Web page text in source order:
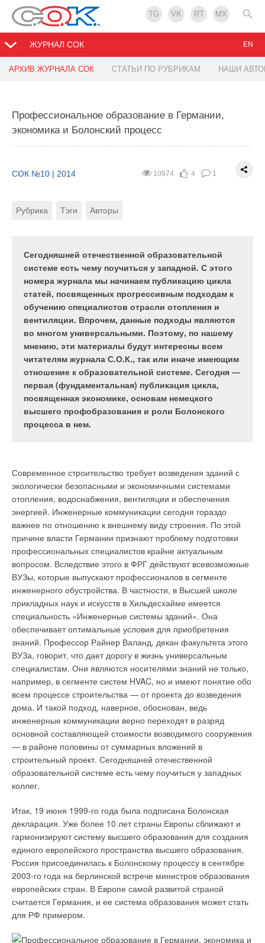
TG VK RT MX
ЖУРНАЛ СОК
АРХИВ ЖУРНАЛА СОК СТАТЬИ ПО РУБРИКАМ НАШИ
EN
Профессиональное образование в Германии,
экономика и Болонский процесс
10974 4 1
СОК №10 | 2014
Рубрика Тэги Авторы
Сегодняшней отечественной образовательной
системе есть чему поучиться у западной. С этого
номера журнала мы начинаем публикацию цикла
статей, посвященных прогрессивным подходам к
обучению специалистов отрасли отопления и
вентиляции. Впрочем, данные подходы являются
во многом универсальными. Поэтому, по нашему
мнению, эти материалы будут интересны всем
читателям журнала С.О.К., так или иначе имеющим
отношение к образовательной системе. Сегодня —
первая (фундаментальная) публикация цикла,
посвященная экономике, основам немецкого
высшего профобразования и роли Болонского
процесса в нем.
Современное строительство требует возведения зданий с
экологически безопасными и экономичными системами
отопления, водоснабжения, вентиляции и обеспечения
энергией. Инженерные коммуникации сегодня гораздо
важнее по отношению к внешнему виду строения. По этой
причине власти Германии признают проблему подготовки
профессиональных специалистов крайне актуальным
вопросом. Вследствие этого в ФРГ действуют всевозможные
ВУЗы, которые выпускают профессионалов в сегменте
инженерного обустройства. В частности, в Высшей школе
прикладных наук и искусств в Хильдесхайме имеется
специальность «Инженерные системы зданий». Она
обеспечивает оптимальные условия для приобретения
знаний. Профессор Райнер Валанд, декан факультета этого
ВУЗа, говорит, что дает дорогу в жизнь универсальным
специалистам. Они являются носителями знаний не только,
например, в сегменте систем HVAC, но и имеют понятие обо
всем процессе строительства — от проекта до возведения
дома. И такой подход, наверное, обоснован, ведь
инженерные коммуникации верно переходят в разряд
основной составляющей стоимости возводимого сооружения
— в районе половины от суммарных вложений в
строительный проект. Сегодняшней отечественной
образовательной системе есть чему поучиться у западных
коллег.
Итак, 19 июня 1999-го года была подписана Болонская
декларация. Уже более 10 лет страны Европы сближают и
гармонизируют систему высшего образования для создания
единого европейского пространства высшего образования.
Россия присоединилась к Болонскому процессу в сентябре
2003-го года на берлинской встрече министров образования
европейских стран. В Европе самой развитой страной
считается Германия, и ее система образования может стать
для РФ примером.
СОК №10 | 2014
Рубрика Тэги
В российских регионах развернулась подготовка к
реагентов для обработки улиц в период гололёда.
Например, в г. Кирове зимой 2014-2015 гг. дороги
буду посыпать в основном песко-соляной смесью:
она более технологична, чем химические
реагенты, использовать которые можно только
при температурах не выше -25°C . В Перми её
заготовку начали ещё в середине июля.
В российских регионах развернулась подготовка к зимнему
сезону. Как обычно, коммунальщики уделяют повышенное
внимание заготовке песка и реагентов для обработки улиц в
период гололёда. Например, в г. Кирове зимой 2014-2015 гг.
дороги буду посыпать в основном песко-соляной смесью:
выше -25°C[1]. В Перми её заготовку начали ещё в середине
июля.
Однако эти технологии хоть и испытаны десятилетиями, всё
же не дают высокой эффективности. Особенно если учесть,
что из-за гололедицы страдают не только автомобили и их
владельцы, но и пешеходы. О соли и химикатах они
вспоминают с содроганием: количество пар навсегда
испорченной обуви и число обращений в ветеринарные
клиники по поводу больных лап домашних собак растёт год
от года. При сильных снегопадах или колебаниях
температуры посыпка песком – неэффективна, что ведёт к
печальным последствиям. Медики констатируют, что около
15% регистрируемых заболеваний с временной
нетрудоспособностью и порядка 20% ведущих к
инвалидности приходится на долю травм на улицах в период
холодов[2].
Проблеме тротуаров сегодня уделяется гораздо меньше
внимания, чем ситуации на зимних дорогах; зачастую они
очищаются и обрабатываются нерегулярно. Порой ситуация
становится настолько критичной, что горожанам приходится
искать поддержки у властей. Так, зимой 2013-2014 гг. из-за
неспособности некоторых управляющих компаний наладить
работу дворников жители микрорайона Павшинская пойма
неочищенным ото льда и снега придомовым тротуарам.
Проблему решило только обращение жителей района к
губернатору Московской области.
«Особенно опасны для пешеходов зимой тротуары, дорожки,
ступени и пандусы у подъездов жилых домов, магазинов,
медицинских учреждений и административных зданий, –
отмечает Алексей Терёшин, руководитель направления DEVI
(системы обогрева улиц) компании «
Данфосс
проблему обледенения раз и навсегда и не зависеть от
коммунальных служб можно только с помощью систем